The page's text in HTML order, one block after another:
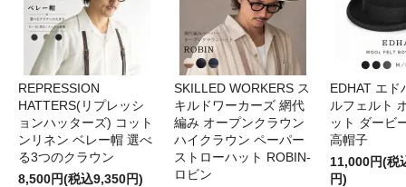
REPRESSION
HATTERS(リプレッシ
ョンハッターズ) コット
ンリネン ベレー帽 選べ
る3つのクラウン
8,500円(税込9,350円)
SKILLED WORKERS ス
キルドワーカーズ 網代
編み オープンクラウン
ハイクラウン ペーパー
ストローハット ROBIN-
ロビン
EDHAT エド
ルフェルト
ット ダービ
高帽子
11,000円(税
円)